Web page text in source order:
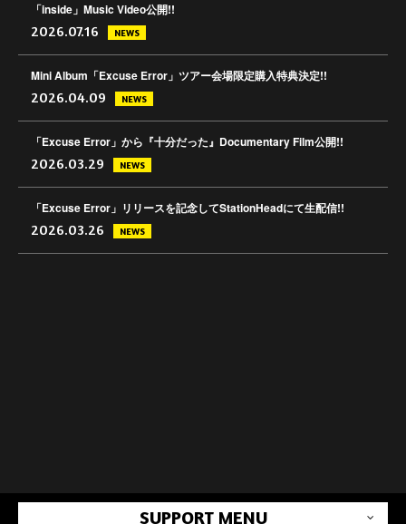
「inside」Music Video公開!!
2026.07.16 NEWS
Mini Album「Excuse Error」ツアー会場限定購入特典決定!!
2026.04.09 NEWS
「Excuse Error」から『十分だった』Documentary Film公開!!
2026.03.29 NEWS
「Excuse Error」リリースを記念してStationHeadにて生配信!!
2026.03.26 NEWS
SUPPORT MENU